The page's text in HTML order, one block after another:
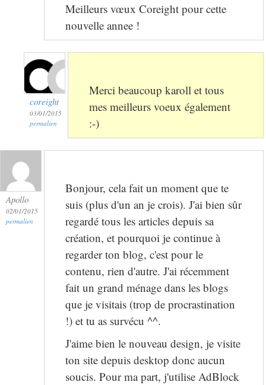
Meilleurs vœux Coreight pour cette
nouvelle annee !
coreight
03/01/2015
permalien
Merci beaucoup karoll et tous
mes meilleurs voeux également
:-)
Apollo
02/01/2015
permalien
Bonjour, cela fait un moment que te
suis (plus d'un an je crois). J'ai bien sûr
regardé tous les articles depuis sa
création, et pourquoi je continue à
regarder ton blog, c'est pour le
contenu, rien d'autre. J'ai récemment
fait un grand ménage dans les blogs
que je visitais (trop de procrastination
!) et tu as survécu ^^.
J'aime bien le nouveau design, je visite
ton site depuis desktop donc aucun
soucis. Pour ma part, j'utilise AdBlock